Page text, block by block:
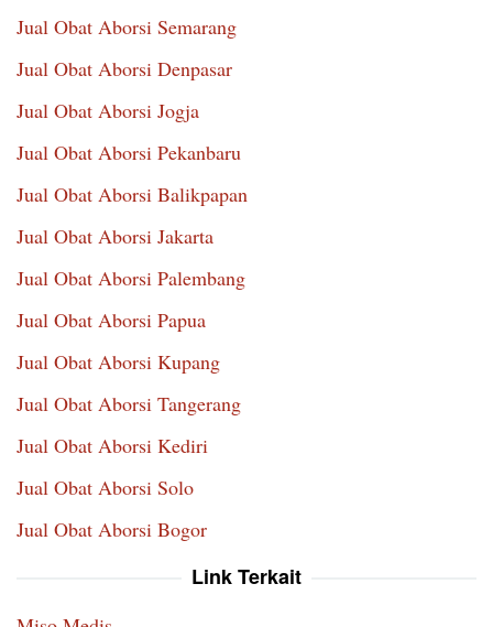
Jual Obat Aborsi Semarang
Jual Obat Aborsi Denpasar
Jual Obat Aborsi Jogja
Jual Obat Aborsi Pekanbaru
Jual Obat Aborsi Balikpapan
Jual Obat Aborsi Jakarta
Jual Obat Aborsi Palembang
Jual Obat Aborsi Papua
Jual Obat Aborsi Kupang
Jual Obat Aborsi Tangerang
Jual Obat Aborsi Kediri
Jual Obat Aborsi Solo
Jual Obat Aborsi Bogor
Link Terkait